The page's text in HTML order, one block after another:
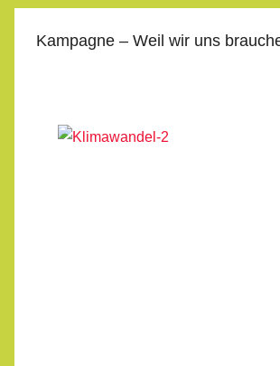
Kampagne – Weil wir uns